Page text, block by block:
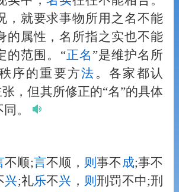
，就要求事物所用之名不能
的属性，名所指之实也不能
的范围。“正名 ”是维护名所
序的重要方法 。各家都认
张，但其所修正的“名”的具体
。
不顺;言不顺， 则事不成;事不
兴;礼乐不兴 ， 则刑罚不中;刑